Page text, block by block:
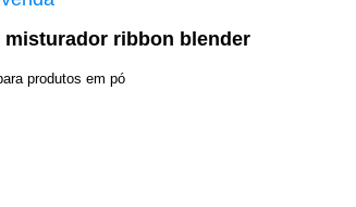
misturador ribbon blender
produtos em pó